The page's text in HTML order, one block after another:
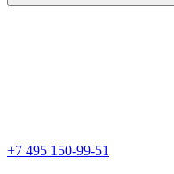
+7 495 150-99-51